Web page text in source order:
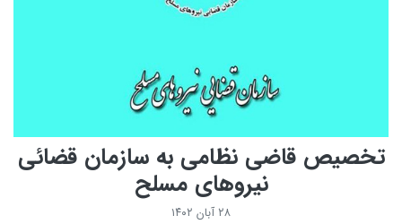
تخصیص قاضی نظامی به سازمان قضائی
نیروهای مسلح
۲۸ آبان ۱۴۰۲